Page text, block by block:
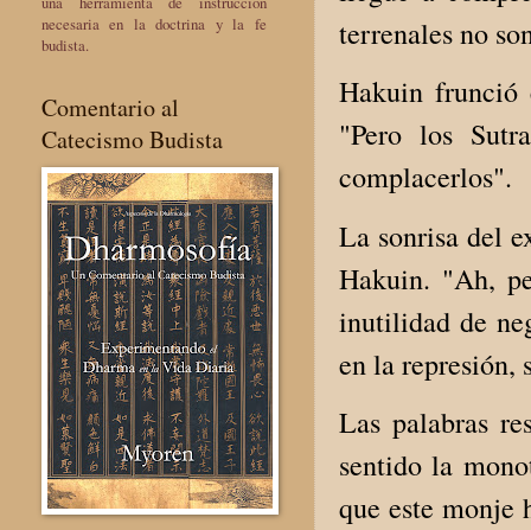
terrenales no
Hakuin frunció
"Pero los
complacerlos".
La sonrisa del
Hakuin. "Ah,
inutilidad de
en la represión,
Las palabras
sentido la
que este monje
necesaria en la doctrina y la fe
budista.
Comentario al
Catecismo Budista